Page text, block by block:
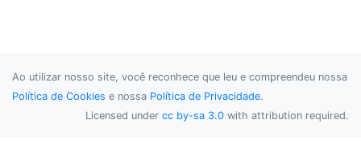
Ao utilizar nosso site, você reconhece que leu e compreendeu nossa
Política de Cookies e nossa Política de Privacidade.
Licensed under cc by-sa 3.0 with attribution required.